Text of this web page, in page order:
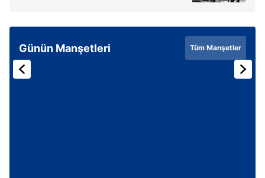
hazırlanmış Aydınlatma Metnimizi okumak ve sitemizde
ilgili mevzuata uygun olarak kullanılan çerezlerle ilgili bilgi
almak için lütfentıklayınız
Günün Manşetleri Tüm Manşetler